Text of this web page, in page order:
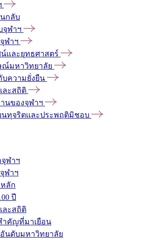
กลับ
จุฬาฯ
ฬาฯ
และยุทธศาสตร์
ณ์มหาวิทยาลัย
บความยั่งยืน
ะสถิติ
นของจุฬาฯ
นทุจริตและประพฤติมิชอบ
ฬาฯ
ฬาฯ
ลัก
ปี
ะสถิติ
ำคัญที่มาเยือน
นดับมหาวิทยาลัย